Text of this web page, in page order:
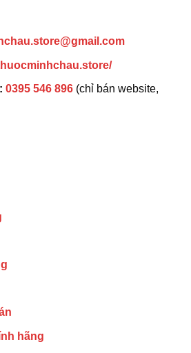
0395 546 896 (chỉ bán website,
hãng